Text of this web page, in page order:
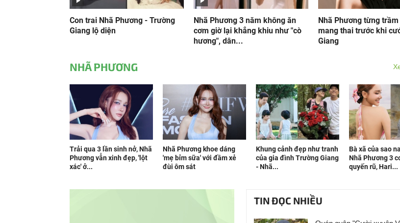
Con trai Nhã Phương - Trường
Giang lộ diện
Nhã Phương 3 năm không ăn
cơm giờ lại khẳng khiu như "cò
hương", dân...
Nhã Phương từng
mang thai trước khi
Giang
NHÃ PHƯƠNG
Trải qua 3 lần sinh nở, Nhã
Phương vẫn xinh đẹp, 'lột
xác' ở...
Nhã Phương khoe dáng
'mẹ bỉm sữa' với đầm xẻ
đùi ôm sát
Khung cảnh đẹp như tranh
của gia đình Trường Giang
- Nhã...
Bà xã của sao
Nhã Phương 3
quyến rũ, Hari...
TIN ĐỌC NHIỀU